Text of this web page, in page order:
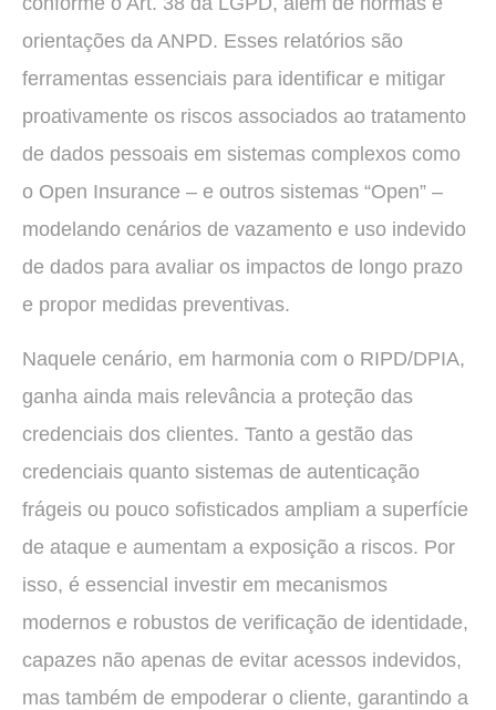
orientações da ANPD. Esses relatórios são
ferramentas essenciais para identificar e mitigar
proativamente os riscos associados ao tratamento
de dados pessoais em sistemas complexos como
o Open Insurance – e outros sistemas “Open” –
modelando cenários de vazamento e uso indevido
de dados para avaliar os impactos de longo prazo
e propor medidas preventivas.
Naquele cenário, em harmonia com o RIPD/DPIA,
ganha ainda mais relevância a proteção das
credenciais dos clientes. Tanto a gestão das
credenciais quanto sistemas de autenticação
frágeis ou pouco sofisticados ampliam a superfície
de ataque e aumentam a exposição a riscos. Por
isso, é essencial investir em mecanismos
modernos e robustos de verificação de identidade,
capazes não apenas de evitar acessos indevidos,
mas também de empoderar o cliente, garantindo a